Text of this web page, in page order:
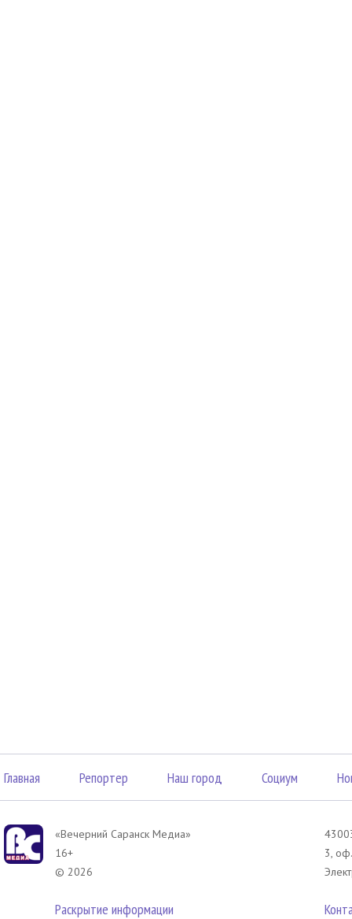
Главная Репортер Наш город Социум
«Вечерний Саранск Mедиа»
16+
© 2026
Раскрытие информации
3,